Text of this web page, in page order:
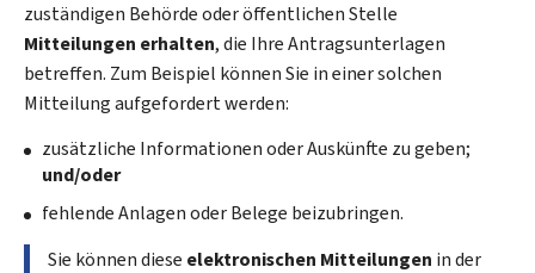
zuständigen Behörde oder öffentlichen Stelle
Mitteilungen erhalten, die Ihre Antragsunterlagen
betreffen. Zum Beispiel können Sie in einer solchen
Mitteilung aufgefordert werden:
zusätzliche Informationen oder Auskünfte zu geben;
und/oder
fehlende Anlagen oder Belege beizubringen.
Sie können diese elektronischen Mitteilungen in der